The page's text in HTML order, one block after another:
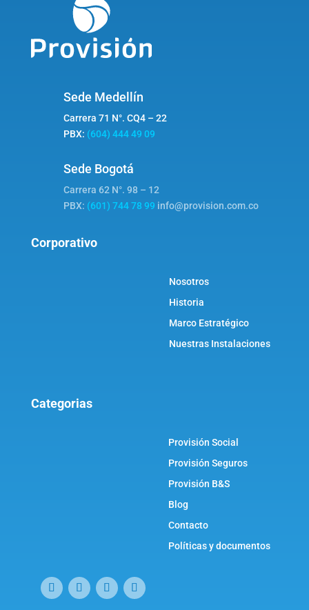
Sede Medellín
Carrera 71 N°. CQ4 – 22
PBX: (604) 444 49 09
Sede Bogotá
Carrera 62 N°. 98 – 12
PBX: (601) 744 78 99 info@provision.com.co
Corporativo
Nosotros
Historia
Marco Estratégico
Nuestras Instalaciones
Categorias
Provisión Social
Provisión Seguros
Provisión B&S
Blog
Contacto
Políticas y documentos